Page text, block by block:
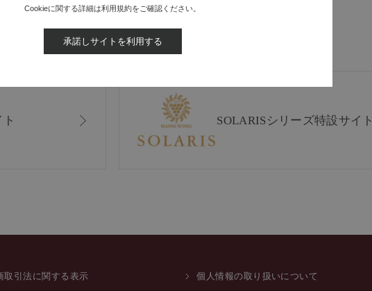
SOLARISシリーズ特設サイト
取引法に関する表示 個人情報の取り扱いについて
Cookieに関する詳細は利用規約をご確認ください。
承諾しサイトを利用する